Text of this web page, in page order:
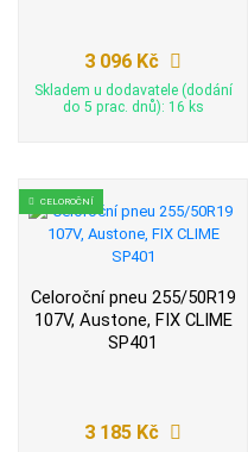
3 096 Kč
Skladem u dodavatele (dodání
do 5 prac. dnů): 16 ks
CELOROČNÍ
Celoroční pneu 255/50R19
107V, Austone, FIX CLIME
SP401
3 185 Kč